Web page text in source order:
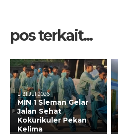
pos terkait...
31 Jul 2026
MIN 1 Sleman Gelar
Jalan Sehat
Kokurikuler Pekan
Kelima